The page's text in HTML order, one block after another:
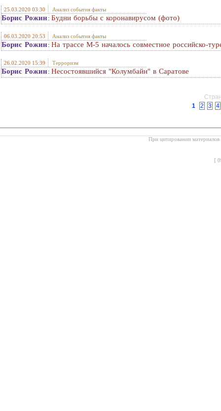
25.03.2020 03:30 Анализ события факты
Борис Рожин: Будни борьбы с коронавирусом (фото)
06.03.2020 20:53 Анализ события факты
Борис Рожин: На трассе М-5 началось совместное российско-
26.02.2020 15:39 Терроризм
Борис Рожин: Несостоявшийся "Колумбайн" в Саратове
1
2 3 4
При цитировании материалов
[